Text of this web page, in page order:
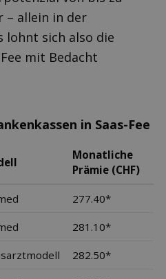
– allein in der
lohnt sich also die
mit Bedacht
in Saas-Fee
Monatliche
Prämie (CHF)
277.40*
281.10*
282.50*